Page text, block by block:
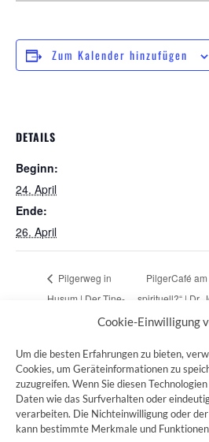
Cookie-Einwilligung
Um die besten Erfahrungen zu bieten,
Cookies, um Geräteinformationen zu
zuzugreifen. Wenn Sie diesen
Daten wie das Surfverhalten oder
verarbeiten. Die Nichteinwilligung oder
kann bestimmte Merkmale und
Zum Kalender hinzufügen
DETAILS
Beginn:
24. April
Ende:
26. April
Pilgerweg in
Husum | Der Tine-
PilgerCafé
spirituell?“ | Dr.
ZUM